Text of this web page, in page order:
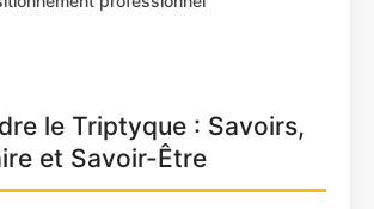
le Triptyque : Savoirs,
et Savoir-Être